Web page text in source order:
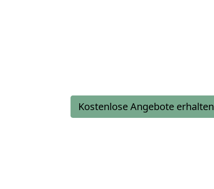
Kostenlose Angebote erhalten